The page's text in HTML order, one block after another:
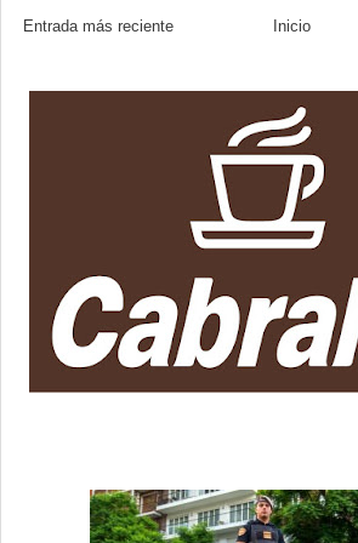
Entrada más reciente Inicio